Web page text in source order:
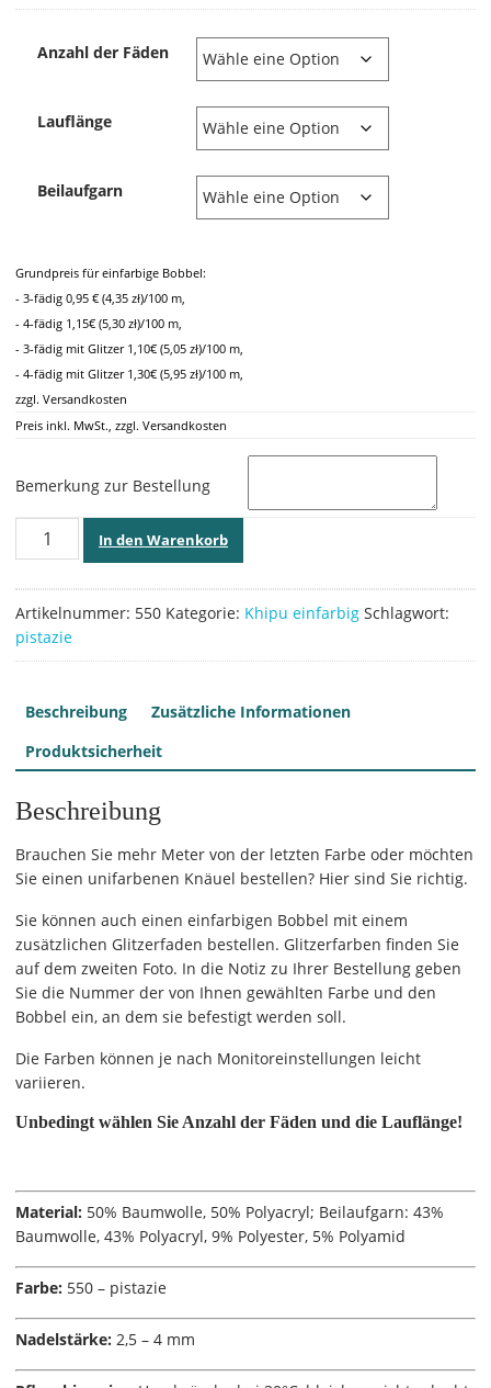
Anzahl der Fäden
Lauflänge
Beilaufgarn
Grundpreis für einfarbige Bobbel:
- 3-fädig 0,95 € (4,35 zł)/100 m,
- 4-fädig 1,15€ (5,30 zł)/100 m,
- 3-fädig mit Glitzer 1,10€ (5,05 zł)/100 m,
- 4-fädig mit Glitzer 1,30€ (5,95 zł)/100 m,
zzgl. Versandkosten
Preis inkl. MwSt., zzgl. Versandkosten
Bemerkung zur Bestellung
Pistazie,
In den Warenkorb
Artikelnummer: 550 Kategorie: Khipu einfarbig Schlagwort:
pistazie
Beschreibung
Zusätzliche Informationen
Produktsicherheit
Beschreibung
Brauchen Sie mehr Meter von der letzten Farbe oder möchten
Sie einen unifarbenen Knäuel bestellen? Hier sind Sie richtig.
Sie können auch einen einfarbigen Bobbel mit einem
zusätzlichen Glitzerfaden bestellen. Glitzerfarben finden Sie
auf dem zweiten Foto. In die Notiz zu Ihrer Bestellung geben
Sie die Nummer der von Ihnen gewählten Farbe und den
Bobbel ein, an dem sie befestigt werden soll.
Die Farben können je nach Monitoreinstellungen leicht
variieren.
Unbedingt wählen Sie Anzahl der Fäden und die Lauflänge!
Material: 50% Baumwolle, 50% Polyacryl; Beilaufgarn: 43%
Baumwolle, 43% Polyacryl, 9% Polyester, 5% Polyamid
Farbe: 550 – pistazie
Nadelstärke: 2,5 – 4 mm